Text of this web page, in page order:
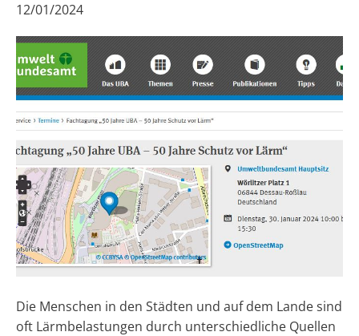
12/01/2024
Die Menschen in den Städten und auf dem Lande sind
oft Lärmbelastungen durch unterschiedliche Quellen